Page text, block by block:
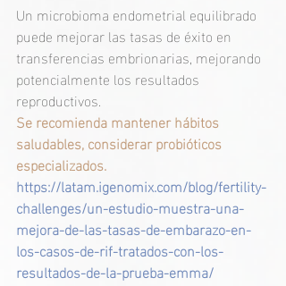
Un microbioma endometrial equilibrado
puede mejorar las tasas de éxito en
transferencias embrionarias, mejorando
potencialmente los resultados
reproductivos.
Se recomienda mantener hábitos
saludables, considerar probióticos
especializados.
https://latam.igenomix.com/blog/fertility-
challenges/un-estudio-muestra-una-
mejora-de-las-tasas-de-embarazo-en-
los-casos-de-rif-tratados-con-los-
resultados-de-la-prueba-emma/